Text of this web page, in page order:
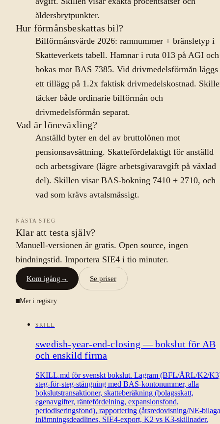
åldersbrytpunkter.
Hur förmånsbeskattas bil?
Bilförmånsvärde 2026: ramnummer + bränsletyp i
Skatteverkets tabell. Hamnar i ruta 013 på AGI och
bokas mot BAS 7385. Vid drivmedelsförmån läggs
ett tillägg på 1.2x faktisk drivmedelskostnad.
täcker både ordinarie bilförmån och
drivmedelsförmån separat.
Vad är löneväxling?
Anställd byter en del av bruttolönen mot
pensionsavsättning. Skattefördelaktigt för anställd
och arbetsgivare (lägre arbetsgivaravgift på växlad
del). Skillen visar BAS-bokning 7410 + 2710, och
vad som krävs avtalsmässigt.
NÄSTA STEG
Klar att testa själv?
Manuell-versionen är gratis. Open source, ingen
bindningstid. Importera SIE4 i tio minuter.
Kom igång → Se priser
Mer i registry
SKILL
swedish-year-end-closing — bokslut för AB
och enskild firma
SKILL.md för svenskt bokslut. Lagram (BFL/ÅRL/K2/
steg-för-steg-stängning med BAS-kontonummer, alla
bokslutstransaktioner, skatteberäkning (bolagsskatt,
egenavgifter, räntefördelning, expansionsfond,
periodiseringsfond), rapportering (årsredovisning/NE-
inlämningsdeadlines, SIE4-export, K2 vs K3-skillnader.